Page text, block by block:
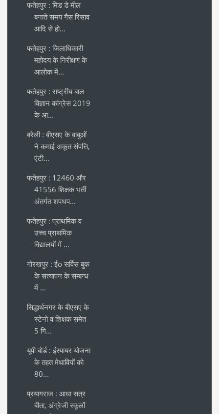
फतेहपुर : मिड डे मील
बनाते समय गैस रिसाव
आदि से हो...
फतेहपुर : जिलाधिकारी
महोदय के निरीक्षण के
आलोक में...
फतेहपुर : राष्ट्रीय बाल
विज्ञान कांग्रेस 2019
के आ...
बरेली : बीएसए के बाबुओं
ने कमाई अकूत संपत्ति,
एंटी...
फतेहपुर : 12460 और
41556 शिक्षक भर्ती
अंतर्गत शपथप...
फतेहपुर : प्राथमिक व
उच्च प्राथमिक
विद्यालयों में ...
गोरखपुर : ईo सर्विस बुक
के सत्यापन के सम्बन्ध
में ...
सिद्धार्थनगर के बीएसए के
स्टेनो व शिक्षक समेत
5 गि...
यूपी बोर्ड : इंस्पायर योजना
के तहत मेधावियों को
80...
प्रयागराज : आधा सत्र
बीता, अंग्रेजी स्कूलों